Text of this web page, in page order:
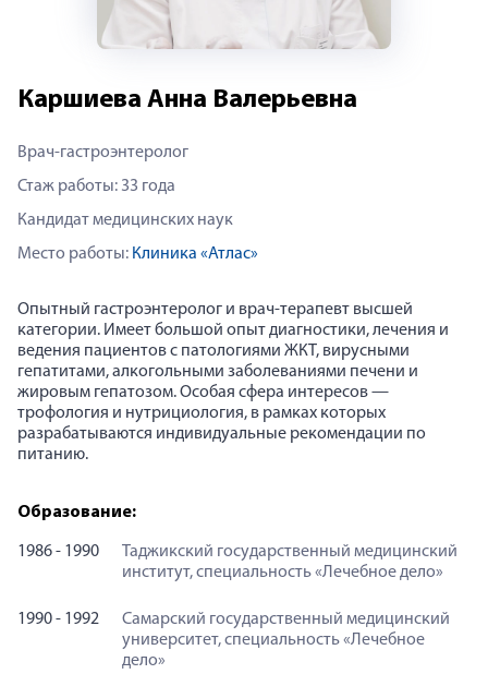
Анна Каршиева
Опытный гастроэнтеролог и врач-терапевт высшей
Каршиева Анна Валерьевна
Врач-гастроэнтеролог
Стаж работы: 33 года
Кандидат медицинских наук
Место работы: Клиника «Атлас»
Опытный гастроэнтеролог и врач-терапевт высшей
категории. Имеет большой опыт диагностики, лечения и
ведения пациентов с патологиями ЖКТ, вирусными
гепатитами, алкогольными заболеваниями печени и
жировым гепатозом. Особая сфера интересов —
трофология и нутрициология, в рамках которых
разрабатываются индивидуальные рекомендации по
питанию.
Образование:
1986 - 1990
Таджикский государственный медицинский
институт, специальность «Лечебное дело»
1990 - 1992
Самарский государственный медицинский
университет, специальность «Лечебное
дело»